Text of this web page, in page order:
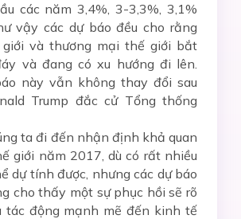
các năm 3,4%, 3-3,3%, 3,1%
vậy các dự báo đều cho rằng
và thương mại thế giới bắt
và đang có xu hướng đi lên.
này vẫn không thay đổi sau
Trump đắc cử Tổng thống
ta đi đến nhận định khả quan
giới năm 2017, dù có rất nhiều
dự tính được, nhưng các dự báo
cho thấy một sự phục hồi sẽ rõ
tác động mạnh mẽ đến kinh tế